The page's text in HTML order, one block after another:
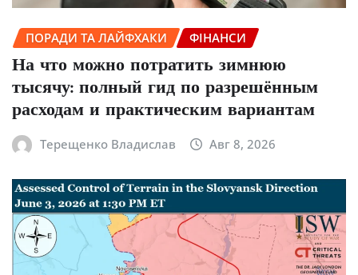
ПОРАДИ ТА ЛАЙФХАКИ ФІНАНСИ
На что можно потратить зимнюю
тысячу: полный гид по разрешённым
расходам и практическим вариантам
Терещенко Владислав Авг 8, 2026